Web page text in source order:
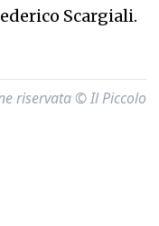
Scargiali.
riservata © Il Piccolo